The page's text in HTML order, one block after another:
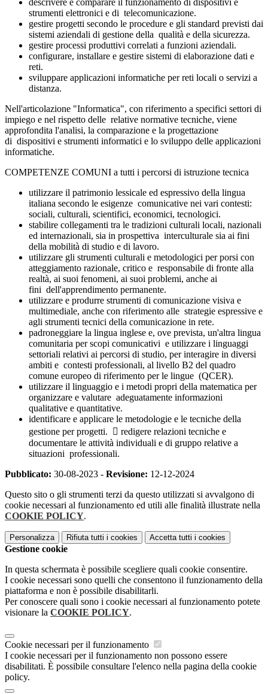
descrivere e comparare il funzionamento di dispositivi e
strumenti elettronici e di telecomunicazione.
gestire progetti secondo le procedure e gli standard previsti dai
sistemi aziendali di gestione della qualità e della sicurezza.
gestire processi produttivi correlati a funzioni aziendali.
configurare, installare e gestire sistemi di elaborazione dati e
reti.
sviluppare applicazioni informatiche per reti locali o servizi a
distanza.
Nell'articolazione "Informatica", con riferimento a specifici settori di
impiego e nel rispetto delle relative normative tecniche, viene
approfondita l'analisi, la comparazione e la progettazione
di dispositivi e strumenti informatici e lo sviluppo delle applicazioni
informatiche.
COMPETENZE COMUNI a tutti i percorsi di istruzione tecnica
utilizzare il patrimonio lessicale ed espressivo della lingua
italiana secondo le esigenze comunicative nei vari contesti:
sociali, culturali, scientifici, economici, tecnologici.
stabilire collegamenti tra le tradizioni culturali locali, nazionali
ed internazionali, sia in prospettiva interculturale sia ai fini
della mobilità di studio e di lavoro.
utilizzare gli strumenti culturali e metodologici per porsi con
atteggiamento razionale, critico e responsabile di fronte alla
realtà, ai suoi fenomeni, ai suoi problemi, anche ai
fini dell'apprendimento permanente.
utilizzare e produrre strumenti di comunicazione visiva e
multimediale, anche con riferimento alle strategie espressive e
agli strumenti tecnici della comunicazione in rete.
padroneggiare la lingua inglese e, ove prevista, un'altra lingua
comunitaria per scopi comunicativi e utilizzare i linguaggi
settoriali relativi ai percorsi di studio, per interagire in diversi
ambiti e contesti professionali, al livello B2 del quadro
comune europeo di riferimento per le lingue (QCER).
utilizzare il linguaggio e i metodi propri della matematica per
organizzare e valutare adeguatamente informazioni
qualitative e quantitative.
identificare e applicare le metodologie e le tecniche della
gestione per progetti.
 redigere relazioni tecniche e
documentare le attività individuali e di gruppo relative a
situazioni professionali.
Pubblicato: 30-08-2023 - Revisione: 12-12-2024
Questo sito o gli strumenti terzi da questo utilizzati si avvalgono di
cookie necessari al funzionamento ed utili alle finalità illustrate nella
COOKIE POLICY.
Personalizza Rifiuta tutti i cookies Accetta tutti i cookies
Gestione cookie
In questa schermata è possibile scegliere quali cookie consentire.
I cookie necessari sono quelli che consentono il funzionamento della
piattaforma e non è possibile disabilitarli.
Per conoscere quali sono i cookie necessari al funzionamento potete
visionare la COOKIE POLICY.
Cookie necessari per il funzionamento
I cookie necessari per il funzionamento non possono essere
disabilitati. È possibile consultare l'elenco nella pagina della cookie
policy.